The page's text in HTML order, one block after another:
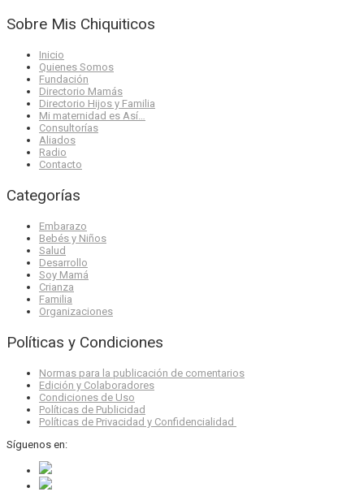
Sobre Mis Chiquiticos
Inicio
Quienes Somos
Fundación
Directorio Mamás
Directorio Hijos y Familia
Mi maternidad es Así…
Consultorías
Aliados
Radio
Contacto
Categorías
Embarazo
Bebés y Niños
Salud
Desarrollo
Soy Mamá
Crianza
Familia
Organizaciones
Políticas y Condiciones
Normas para la publicación de comentarios
Edición y Colaboradores
Condiciones de Uso
Políticas de Publicidad
Políticas de Privacidad y Confidencialidad
Síguenos en: